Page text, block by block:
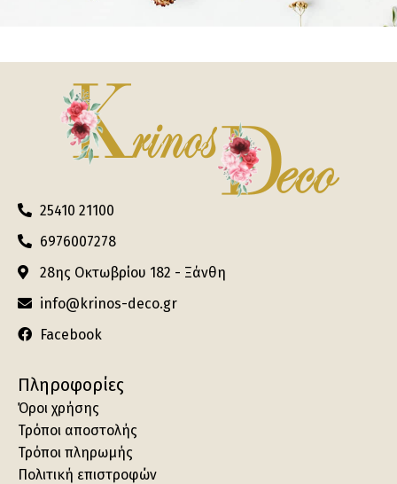
25410 21100
6976007278
28ης Οκτωβρίου 182 - Ξάνθη
info@krinos-deco.gr
Facebook
Πληροφορίες
Όροι χρήσης
Τρόποι αποστολής
Τρόποι πληρωμής
Πολιτική επιστροφών